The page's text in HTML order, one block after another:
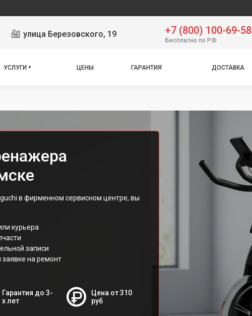
улица Березовского, 19 +7 (800) 100-69-58
Бесплатно по РФ
УСЛУГИ ЦЕНЫ ГАРАНТИЯ ДОСТАВКА
в фирменном сервисном центре, вы
курьера
записи
заявке на ремонт
Гарантия до 3-
х лет
Цена от 310
руб